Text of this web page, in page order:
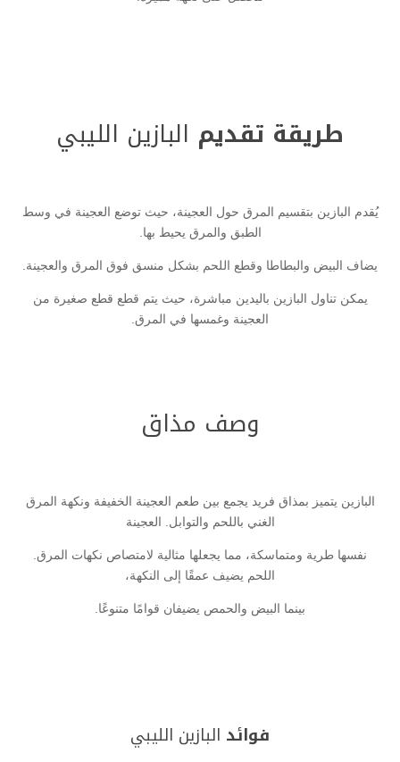
طريقة تقديم البازين الليبي
يُقدم البازين بتقسيم المرق حول العجينة، حيث توضع العجينة في وسط
الطبق والمرق يحيط بها.
يضاف البيض والبطاطا وقطع اللحم بشكل منسق فوق المرق والعجينة.
يمكن تناول البازين باليدين مباشرة، حيث يتم قطع قطع صغيرة من
العجينة وغمسها في المرق.
وصف مذاق
البازين يتميز بمذاق فريد يجمع بين طعم العجينة الخفيفة ونكهة المرق
الغني باللحم والتوابل. العجينة
نفسها طرية ومتماسكة، مما يجعلها مثالية لامتصاص نكهات المرق.
اللحم يضيف عمقًا إلى النكهة،
بينما البيض والحمص يضيفان قوامًا متنوعًا.
فوائد البازين الليبي